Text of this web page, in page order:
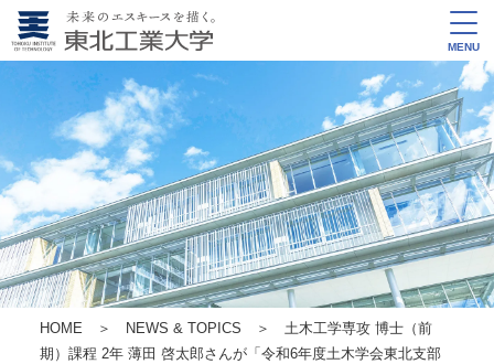
MENU
HOME ＞ NEWS & TOPICS ＞ 土木工学専攻 博士（前
期）課程 2年 薄田 啓太郎さんが「令和6年度土木学会東北支部